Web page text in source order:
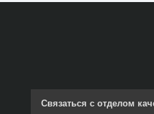
Связаться с отделом